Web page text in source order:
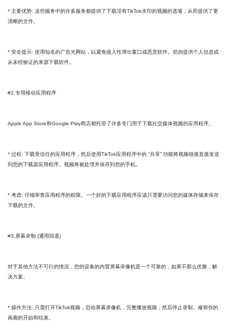
* 主要优势: 这些服务中的许多服务都提供了下载没有TikTok水印的视频的选项，从而提供了更
清晰的文件。
* 安全提示: 使用知名的广告光网站，以避免侵入性弹出窗口或恶意软件。切勿提供个人信息或
从未经验证的来源下载软件。
#2.专用移动应用程序
Apple App Store和Google Play商店都托管了许多专门用于下载社交媒体视频的应用程序。
* 过程: 下载受信任的应用程序，然后使用TikTok应用程序中的 “共享” 功能将视频链接直接发送
到您的下载器应用程序。视频将被处理并保存到您的手机。
* 考虑: 仔细审查应用程序的权限。一个好的下载应用程序应该只需要访问您的媒体存储来保存
下载的文件。
#3.屏幕录制 (通用回退)
对于其他方法不可行的情况，您的设备的内置屏幕录像机是一个可靠的，如果不那么优雅，解
决方案。
* 操作方法: 只需打开TikTok视频，启动屏幕录像机，完整播放视频，然后停止录制。修剪你的
画廊的开始和结束。